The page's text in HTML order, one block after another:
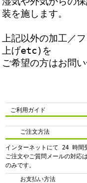
装を施します。
上記以外の加工／
上げetc)を
ご希望の方はお問
ご利用ガイド
ご注文方法
インターネットにて 24 時間
ご注文やご質問メールの対応
のみです。
お支払い方法